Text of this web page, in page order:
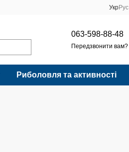
УкрРус
063-598-88-48
Передзвонити вам?
Риболовля та активності